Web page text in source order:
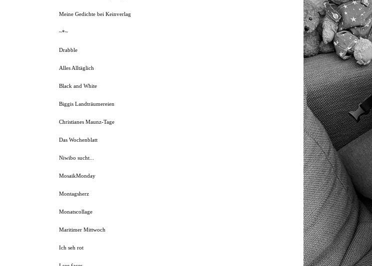
Meine Gedichte bei Keinverlag
~*~
Drabble
Alles Alltäglich
Black and White
Biggis Landträumereien
Christianes Maunz-Tage
Das Wochenblatt
Niwibo sucht...
MosaikMonday
Montagsherz
Monatscollage
Maritimer Mittwoch
Ich seh rot